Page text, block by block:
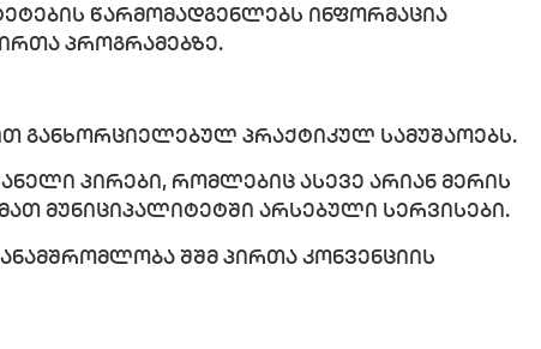
წარმომადგენლებს ინფორმაცია
პროგრამებზე.
განხორციელებულ პრაქტიკულ სამუშაოებს.
პირები, რომლებიც ასევე არიან მერის
მუნიციპალიტეტში არსებული სერვისები.
შშმ პირთა კონვენციის